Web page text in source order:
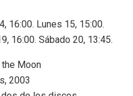
16:00. Lunes 15, 15:00.
16:00. Sábado 20, 13:45.
Moon
2003